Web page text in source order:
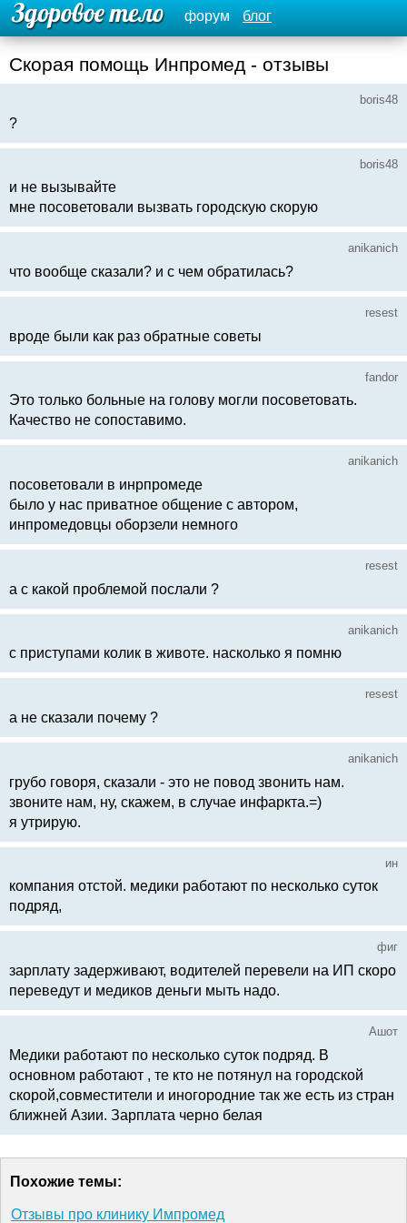
форум блог
Скорая помощь Инпромед - отзывы
boris48
?
boris48
и не вызывайте
мне посоветовали вызвать городскую скорую
anikanich
что вообще сказали? и с чем обратилась?
resest
вроде были как раз обратные советы
fandor
Это только больные на голову могли посоветовать.
Качество не сопоставимо.
anikanich
посоветовали в инрпромеде
было у нас приватное общение с автором,
инпромедовцы оборзели немного
resest
а с какой проблемой послали ?
anikanich
с приступами колик в животе. насколько я помню
resest
а не сказали почему ?
anikanich
грубо говоря, сказали - это не повод звонить нам.
звоните нам, ну, скажем, в случае инфаркта.=)
я утрирую.
ин
компания отстой. медики работают по несколько суток
подряд,
фиг
зарплату задерживают, водителей перевели на ИП скоро
переведут и медиков деньги мыть надо.
Ашот
Медики работают по несколько суток подряд. В
основном работают , те кто не потянул на городской
скорой,совместители и иногородние так же есть из стран
ближней Азии. Зарплата черно белая
Похожие темы:
Отзывы про клинику Импромед